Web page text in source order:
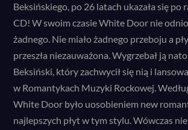
Beksińskiego, po 26 latach ukazała się po
CD! W swoim czasie White Door nie
żadnego. Nie miało żadnego przeboju a
przeszła niezauważona. Wygrzebał ją
Beksiński, który zachwycił się nią i
w Romantykach Muzyki Rockowej.
White Door było uosobieniem new
najlepszych płyt w tym stylu. Wówczas